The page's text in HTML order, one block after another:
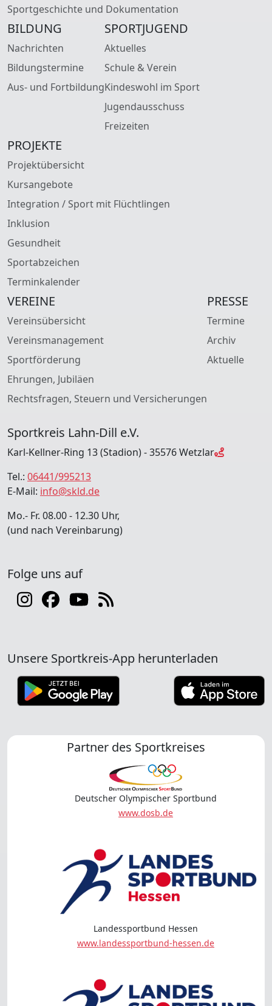
Sportgeschichte und Dokumentation
BILDUNG
Nachrichten
Bildungstermine
Aus- und Fortbildung
SPORTJUGEND
Aktuelles
Schule & Verein
Kindeswohl im Sport
Jugendausschuss
Freizeiten
PROJEKTE
Projektübersicht
Kursangebote
Integration / Sport mit Flüchtlingen
Inklusion
Gesundheit
Sportabzeichen
Terminkalender
VEREINE
Vereinsübersicht
Vereinsmanagement
Sportförderung
Ehrungen, Jubiläen
Rechtsfragen, Steuern und Versicherungen
PRESSE
Termine
Archiv
Aktuelle
Sportkreis Lahn-Dill e.V.
Karl-Kellner-Ring 13 (Stadion) - 35576 Wetzlar
Tel.: 06441/995213
E-Mail: info@skld.de
Mo.- Fr. 08.00 - 12.30 Uhr,
(und nach Vereinbarung)
Folge uns auf
Unsere Sportkreis-App herunterladen
Partner des Sportkreises
Deutscher Olympischer Sportbund
www.dosb.de
Landessportbund Hessen
www.landessportbund-hessen.de